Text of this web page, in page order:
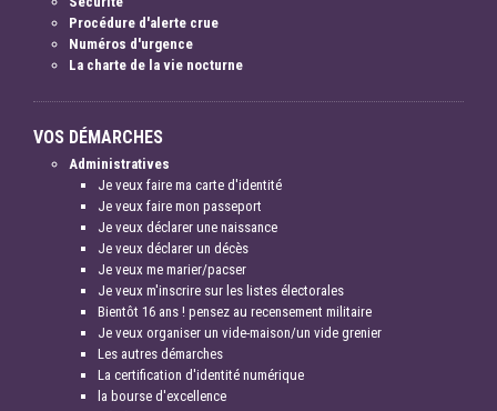
Procédure d'alerte crue
Numéros d'urgence
La charte de la vie nocturne
VOS DÉMARCHES
Administratives
Je veux faire ma carte d'identité
Je veux faire mon passeport
Je veux déclarer une naissance
Je veux déclarer un décès
Je veux me marier/pacser
Je veux m'inscrire sur les listes électorales
Bientôt 16 ans ! pensez au recensement militaire
Je veux organiser un vide-maison/un vide grenier
Les autres démarches
La certification d'identité numérique
la bourse d'excellence